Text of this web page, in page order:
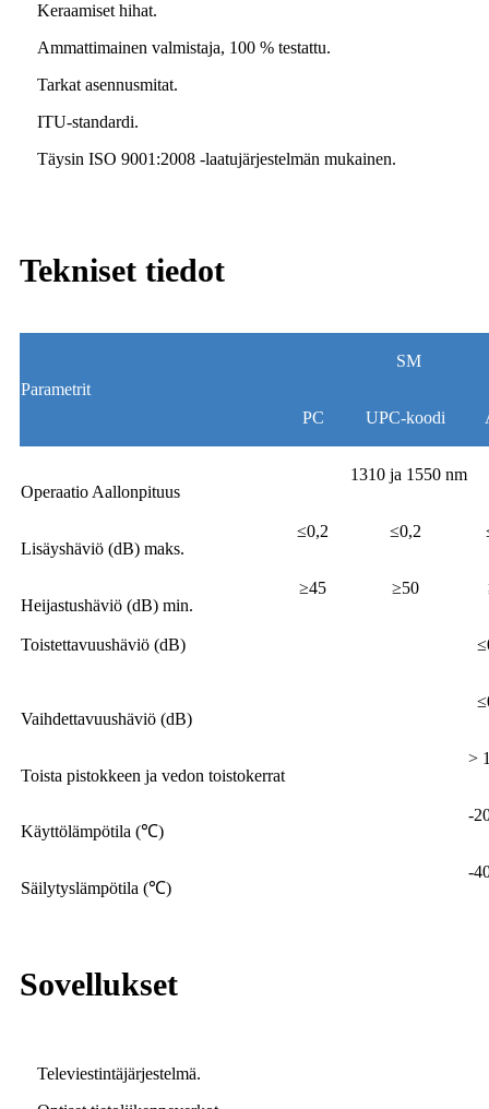
Keraamiset hihat.
Ammattimainen valmistaja, 100 % testattu.
Tarkat asennusmitat.
ITU-standardi.
Täysin ISO 9001:2008 -laatujärjestelmän mukainen.
Tekniset tiedot
Parametrit
SM
PC UPC-koodi
Operaatio Aallonpituus
1310 ja 1550 nm
Lisäyshäviö (dB) maks.
≤0,2 ≤0,2
Heijastushäviö (dB) min.
≥45 ≥50
Toistettavuushäviö (dB)
Vaihdettavuushäviö (dB)
Toista pistokkeen ja vedon toistokerrat
>
Käyttölämpötila (℃)
-
Säilytyslämpötila (℃)
-
Sovellukset
Televiestintäjärjestelmä.